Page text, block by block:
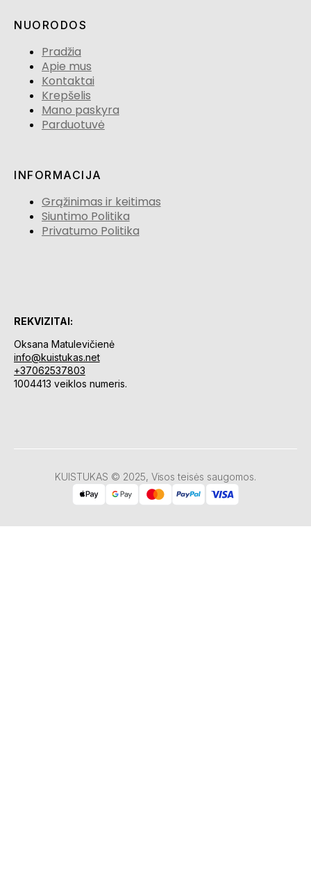
NUORODOS
Pradžia
Apie mus
Kontaktai
Krepšelis
Mano paskyra
Parduotuvė
INFORMACIJA
Grąžinimas ir keitimas
Siuntimo Politika
Privatumo Politika
REKVIZITAI:
Oksana Matulevičienė
info@kuistukas.net
+37062537803
1004413 veiklos numeris.
KUISTUKAS © 2025, Visos teisės saugomos.